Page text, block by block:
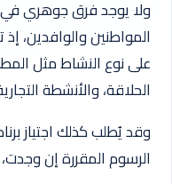
ولا يوجد فرق جوهري في
المواطنين والوافدين،
على نوع النشاط مثل
الحلاقة، والأنشطة
وقد يُطلب كذلك اجتياز
الرسوم المقررة إن